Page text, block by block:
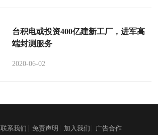
台积电或投资400亿建新工厂，进军高
端封测服务
2020-06-02
联系我们 免责声明 加入我们 广告合作